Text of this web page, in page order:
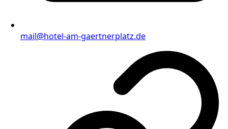
mail@hotel-am-gaertnerplatz.de